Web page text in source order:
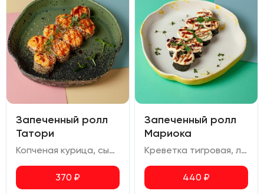
Запеченный ролл
Татори
Копченая курица, сыр сливочный, болгарский перец, огурец, кунжут, соус унаги
370 ₽
Запеченный ролл
Мариока
Креветка тигровая, лосось, сливочный сыр, соус унаги
440 ₽